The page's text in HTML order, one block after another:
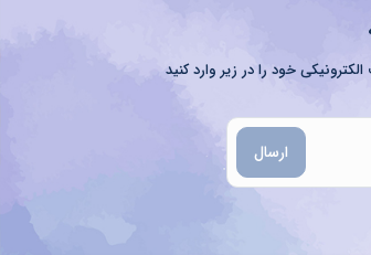
خود را در زیر وارد کنید
ارسال